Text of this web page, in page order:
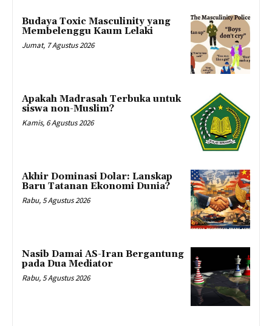
Budaya Toxic Masculinity yang
Membelenggu Kaum Lelaki
Jumat, 7 Agustus 2026
Apakah Madrasah Terbuka untuk
siswa non-Muslim?
Kamis, 6 Agustus 2026
Akhir Dominasi Dolar: Lanskap
Baru Tatanan Ekonomi Dunia?
Rabu, 5 Agustus 2026
Nasib Damai AS-Iran Bergantung
pada Dua Mediator
Rabu, 5 Agustus 2026